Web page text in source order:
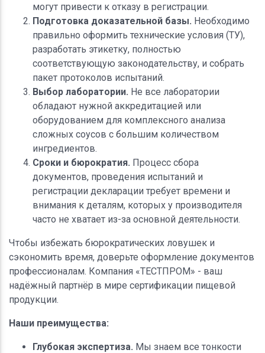
могут привести к отказу в регистрации.
Подготовка доказательной базы. Необходимо
правильно оформить технические условия (ТУ),
разработать этикетку, полностью
соответствующую законодательству, и собрать
пакет протоколов испытаний.
Выбор лаборатории. Не все лаборатории
обладают нужной аккредитацией или
оборудованием для комплексного анализа
сложных соусов с большим количеством
ингредиентов.
Сроки и бюрократия. Процесс сбора
документов, проведения испытаний и
регистрации декларации требует времени и
внимания к деталям, которых у производителя
часто не хватает из-за основной деятельности.
Чтобы избежать бюрократических ловушек и
сэкономить время, доверьте оформление документов
профессионалам. Компания «ТЕСТПРОМ» - ваш
надёжный партнёр в мире сертификации пищевой
продукции.
Наши преимущества:
Глубокая экспертиза. Мы знаем все тонкости